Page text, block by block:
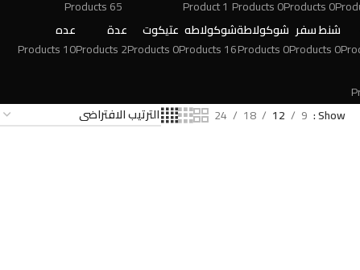
0 Products
0 Products
1 Product
65 Products
شنط سفر
0 Products
شوكولاطة
0 Products
شوكولاطه
16 Products
عتيكوت
0 Products
عدة
2 Products
عده
10 Products
Show
9
12
18
24